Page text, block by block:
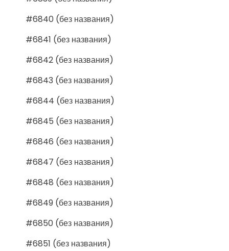
#6840 (без названия)
#6841 (без названия)
#6842 (без названия)
#6843 (без названия)
#6844 (без названия)
#6845 (без названия)
#6846 (без названия)
#6847 (без названия)
#6848 (без названия)
#6849 (без названия)
#6850 (без названия)
#6851 (без названия)